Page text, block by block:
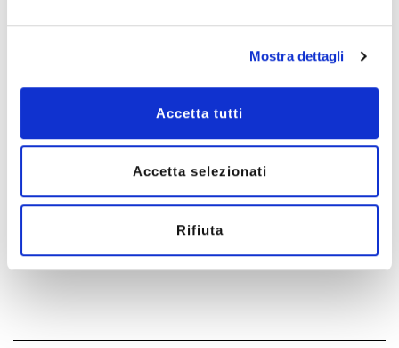
Mostra dettagli
Accetta tutti
Accetta selezionati
Rifiuta
Phone
Category *